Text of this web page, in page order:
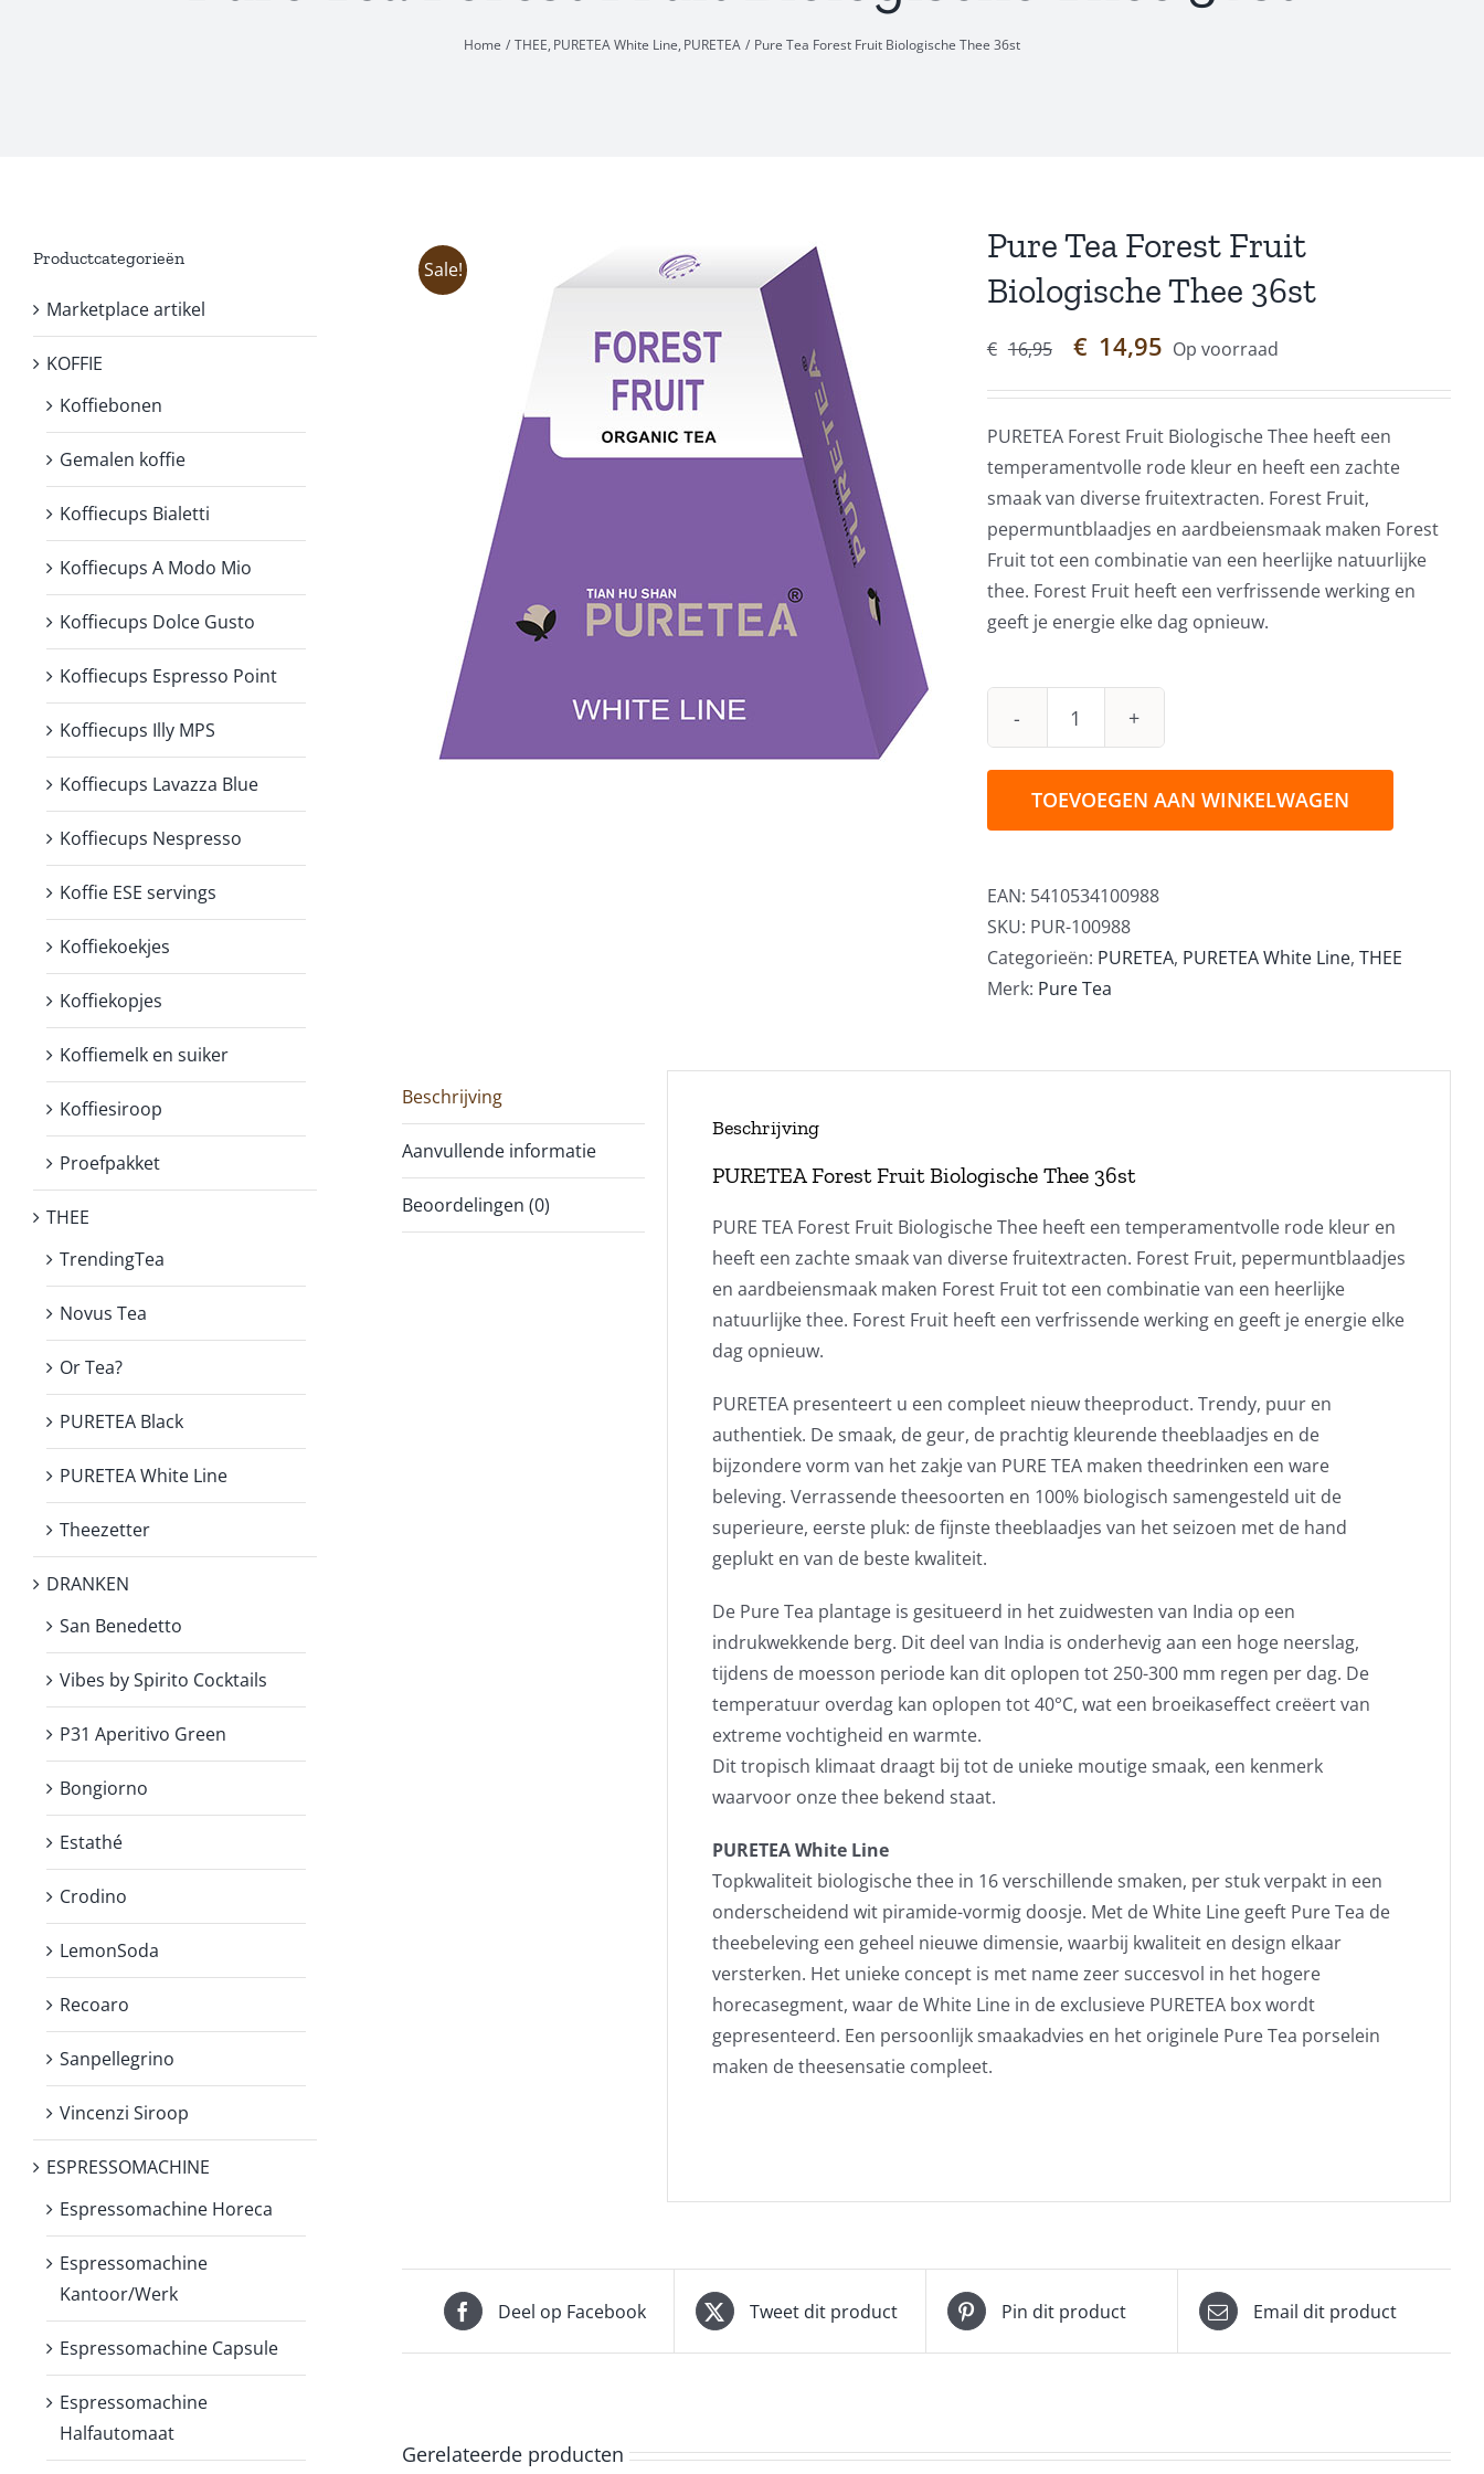
Home THEE PURETEA White Line PURETEA Pure Tea Forest Fruit Biologische Thee 36st
Sale!
Pure Tea Forest Fruit
Biologische Thee 36st
€ 16,95
Oorspronkelijke
was:
€16,95.
€ 14,95 Huidige
is:
€14,95.
Op voorraad
PURETEA Forest Fruit Biologische Thee heeft een
temperamentvolle rode kleur en heeft een zachte
smaak van diverse fruitextracten. Forest Fruit,
pepermuntblaadjes en aardbeiensmaak maken Forest
Fruit tot een combinatie van een heerlijke natuurlijke
thee. Forest Fruit heeft een verfrissende werking en
geeft je energie elke dag opnieuw.
Pure
Forest
Thee
36st
aantal
TOEVOEGEN AAN WINKELWAGEN
EAN: 5410534100988
SKU: PUR-100988
Categorieën: PURETEA, PURETEA White Line, THEE
Merk: Pure Tea
Beschrijving
Aanvullende informatie
Beoordelingen (0)
Beschrijving
PURETEA Forest Fruit Biologische Thee 36st
PURE TEA Forest Fruit Biologische Thee heeft een temperamentvolle rode kleur en
heeft een zachte smaak van diverse fruitextracten. Forest Fruit, pepermuntblaadjes
en aardbeiensmaak maken Forest Fruit tot een combinatie van een heerlijke
natuurlijke thee. Forest Fruit heeft een verfrissende werking en geeft je energie elke
dag opnieuw.
PURETEA presenteert u een compleet nieuw theeproduct. Trendy, puur en
authentiek. De smaak, de geur, de prachtig kleurende theeblaadjes en de
bijzondere vorm van het zakje van PURE TEA maken theedrinken een ware
beleving. Verrassende theesoorten en 100% biologisch samengesteld uit de
superieure, eerste pluk: de fijnste theeblaadjes van het seizoen met de hand
geplukt en van de beste kwaliteit.
De Pure Tea plantage is gesitueerd in het zuidwesten van India op een
indrukwekkende berg. Dit deel van India is onderhevig aan een hoge neerslag,
tijdens de moesson periode kan dit oplopen tot 250-300 mm regen per dag. De
temperatuur overdag kan oplopen tot 40°C, wat een broeikaseffect creëert van
extreme vochtigheid en warmte.
Dit tropisch klimaat draagt bij tot de unieke moutige smaak, een kenmerk
waarvoor onze thee bekend staat.
PURETEA White Line
Topkwaliteit biologische thee in 16 verschillende smaken, per stuk verpakt in een
onderscheidend wit piramide-vormig doosje. Met de White Line geeft Pure Tea de
theebeleving een geheel nieuwe dimensie, waarbij kwaliteit en design elkaar
versterken. Het unieke concept is met name zeer succesvol in het hogere
horecasegment, waar de White Line in de exclusieve PURETEA box wordt
gepresenteerd. Een persoonlijk smaakadvies en het originele Pure Tea porselein
maken de theesensatie compleet.
Deel op Facebook Tweet dit product Pin dit product Email dit product
Gerelateerde producten
Productcategorieën
Marketplace artikel
KOFFIE
Koffiebonen
Gemalen koffie
Koffiecups Bialetti
Koffiecups A Modo Mio
Koffiecups Dolce Gusto
Koffiecups Espresso Point
Koffiecups Illy MPS
Koffiecups Lavazza Blue
Koffiecups Nespresso
Koffie ESE servings
Koffiekoekjes
Koffiekopjes
Koffiemelk en suiker
Koffiesiroop
Proefpakket
THEE
TrendingTea
Novus Tea
Or Tea?
PURETEA Black
PURETEA White Line
Theezetter
DRANKEN
San Benedetto
Vibes by Spirito Cocktails
P31 Aperitivo Green
Bongiorno
Estathé
Crodino
LemonSoda
Recoaro
Sanpellegrino
Vincenzi Siroop
ESPRESSOMACHINE
Espressomachine Horeca
Espressomachine
Kantoor/Werk
Espressomachine Capsule
Espressomachine
Halfautomaat